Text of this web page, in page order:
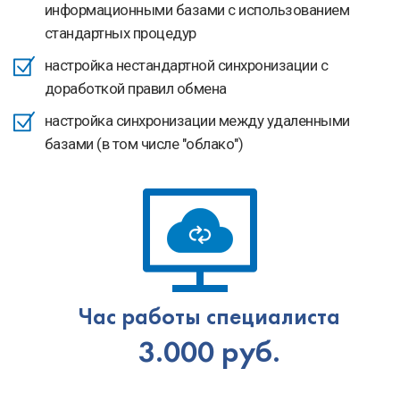
информационными базами с использованием
стандартных процедур
настройка нестандартной синхронизации с
доработкой правил обмена
настройка синхронизации между удаленными
базами (в том числе "облако")
Час работы специалиста
3.000 руб.